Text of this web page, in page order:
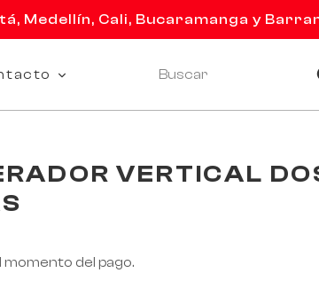
Medellín, Cali, Bucaramanga y
VERTICAL
momento del pago.